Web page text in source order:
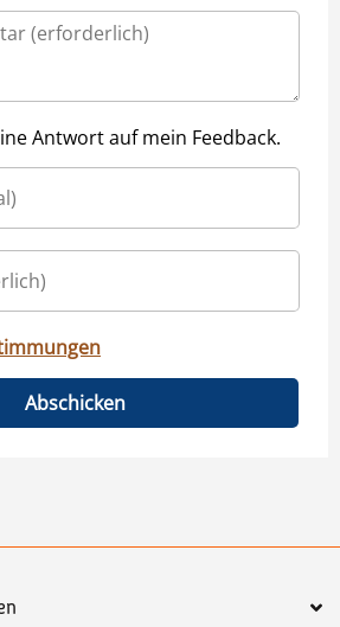
Antwort auf mein Feedback.
Abschicken